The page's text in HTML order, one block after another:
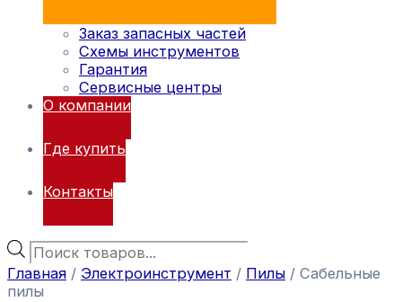
Заказ запасных частей
Схемы инструментов
Гарантия
Сервисные центры
О компании
Где купить
Контакты
Главная / Электроинструмент / Пилы / Сабельные
пилы